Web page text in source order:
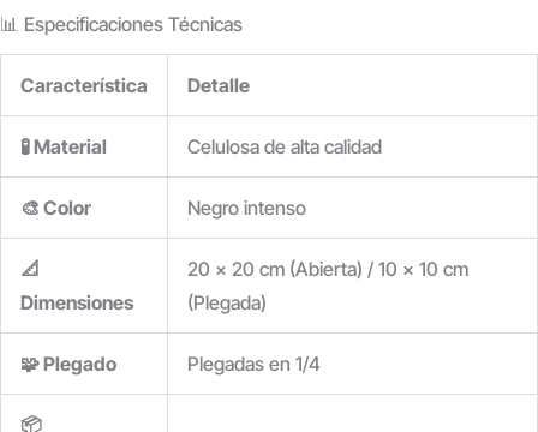
📊 Especificaciones Técnicas
Característica Detalle
🧪 Material Celulosa de alta calidad
🎨 Color Negro intenso
📐
Dimensiones
20 x 20 cm (Abierta) / 10 x 10 cm
(Plegada)
🧩 Plegado Plegadas en 1/4
📦